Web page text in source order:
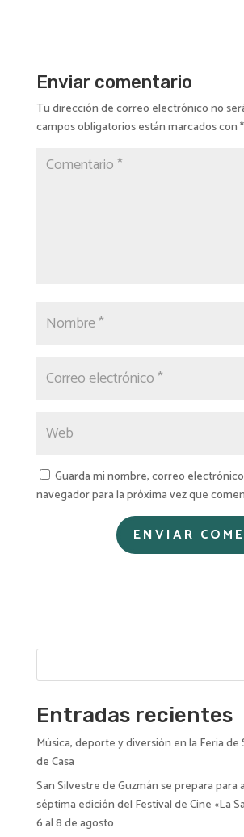
Enviar comentario
Tu dirección de correo electrónico no
campos obligatorios están marcados con*
Guarda mi nombre, correo
navegador para la próxima vez que
n
i
e
:
Entradas recientes
Música, deporte y diversión en la Feria de
de Casa
San Silvestre de Guzmán se prepara para
séptima edición del Festival de Cine «La
6 al 8 de agosto